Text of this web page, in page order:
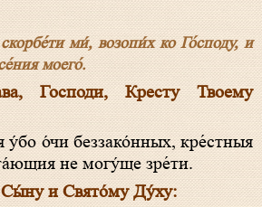
ми́, возопи́х ко Го́споду, и
моего́.
Господи, Кресту Твоему
не могу́ще зре́ти.
Сы́ну и Свято́му Ду́ху: